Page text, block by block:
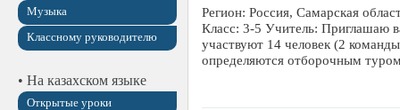
Музыка
Классному руководителю
• На казахском языке
Открытые уроки
Регион: Россия, Самарская
Класс: 3-5 Учитель: Приглашаю
участвуют 14 человек (2
определяются отборочным